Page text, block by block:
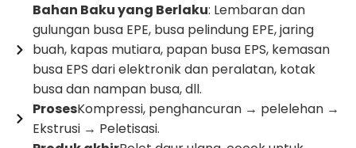
Bahan Baku yang Berlaku: Lembaran dan
gulungan busa EPE, busa pelindung EPE, jaring
buah, kapas mutiara, papan busa EPS, kemasan
busa EPS dari elektronik dan peralatan, kotak
busa dan nampan busa, dll.
ProsesKompressi, penghancuran → pelelehan →
Ekstrusi → Peletisasi.